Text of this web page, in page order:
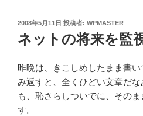
投
日:
2008年5月11日 投稿者: WPMASTER
ネットの将来を監
昨晩は、きこしめしたまま書
み返すと、全くひどい文章だ
も、恥さらしついでに、その
す。